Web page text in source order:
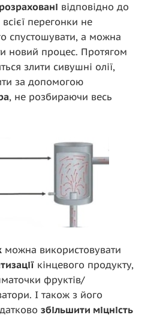
відповідно до
перегонки не
спустошувати, а можна
новий процес. Протягом
злити сивушні олії,
за допомогою
, не розбираючи весь
можна використовувати
кінцевого продукту,
фруктів/
І також з його
збільшити міцність